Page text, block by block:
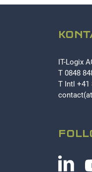
IT-Logix
T 0848
T Intl +41